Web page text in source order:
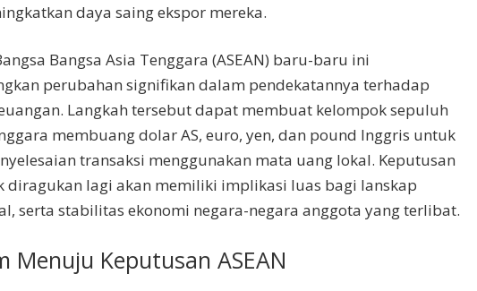
daya saing ekspor mereka.
Bangsa Asia Tenggara (ASEAN) baru-baru ini
perubahan signifikan dalam pendekatannya terhadap
Langkah tersebut dapat membuat kelompok sepuluh
membuang dolar AS, euro, yen, dan pound Inggris untuk
transaksi menggunakan mata uang lokal. Keputusan
diragukan lagi akan memiliki implikasi luas bagi lanskap
serta stabilitas ekonomi negara-negara anggota yang terlibat.
Menuju Keputusan ASEAN